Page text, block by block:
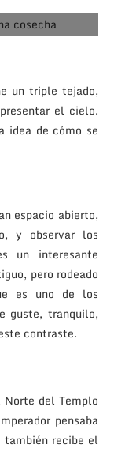
un triple tejado,
el cielo.
idea de cómo se
espacio abierto,
y observar los
un interesante
pero rodeado
es uno de los
guste, tranquilo,
contraste.
del Templo
pensaba
recibe el